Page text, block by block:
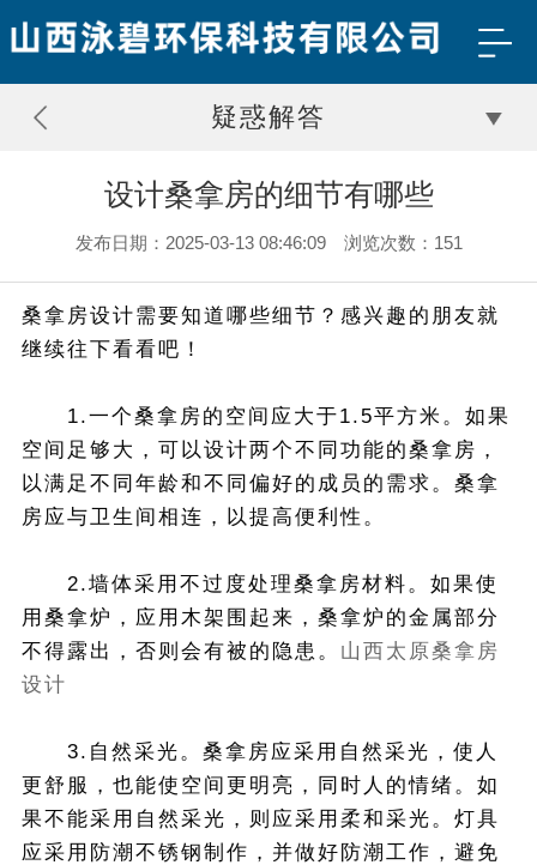
疑惑解答
设计桑拿房的细节有哪些
发布日期：2025-03-13 08:46:09 浏览次数：151
桑拿房设计需要知道哪些细节？感兴趣的朋友就
继续往下看看吧！
1.一个桑拿房的空间应大于1.5平方米。如果
空间足够大，可以设计两个不同功能的桑拿房，
以满足不同年龄和不同偏好的成员的需求。桑拿
房应与卫生间相连，以提高便利性。
2.墙体采用不过度处理桑拿房材料。如果使
用桑拿炉，应用木架围起来，桑拿炉的金属部分
不得露出，否则会有被的隐患。 山西太原桑拿房
设计
3.自然采光。桑拿房应采用自然采光，使人
更舒服，也能使空间更明亮，同时人的情绪。如
果不能采用自然采光，则应采用柔和采光。灯具
应采用防潮不锈钢制作，并做好防潮工作，避免